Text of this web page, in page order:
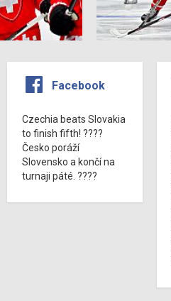
Facebook
Czechia beats Slovakia
to finish fifth! ????
Česko poráží
Slovensko a končí na
turnaji páté. ????